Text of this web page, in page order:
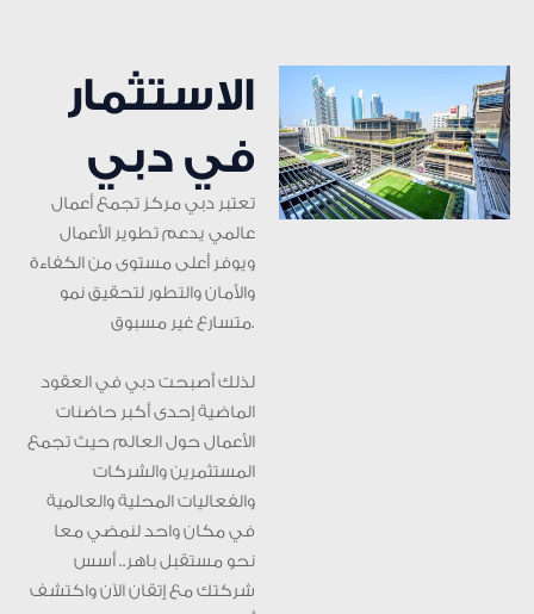
الاستثمار
في دبي
تعتبر دبي مركز تجمع أعمال
عالمي يدعم تطوير الأعمال
ويوفر أعلى مستوى من الكفاءة
والأمان والتطور لتحقيق نمو
متسارع غير مسبوق.
لذلك أصبحت دبي في العقود
الماضية إحدى أكبر حاضنات
الأعمال حول العالم حيث تجمع
المستثمرين والشركات
والفعاليات المحلية والعالمية
في مكان واحد لنمضي معا
نحو مستقبل باهر.. أسس
شركتك مع إتقان الآن واكتشف